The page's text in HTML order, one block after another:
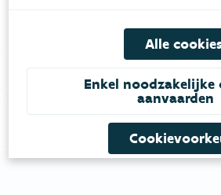
Niet gevonden wat je zocht?
contactformulier in.
Bel gratis 1700
Alle
Enkel noodzakelijke
aanvaarden